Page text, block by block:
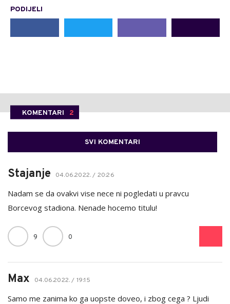
PODIJELI
KOMENTARI 2
SVI KOMENTARI
Stajanje 04.06.2022. / 20:26
Nadam se da ovakvi vise nece ni pogledati u pravcu
Borcevog stadiona. Nenade hocemo titulu!
9 0
Max 04.06.2022. / 19:15
Samo me zanima ko ga uopste doveo, i zbog cega ? Ljudi